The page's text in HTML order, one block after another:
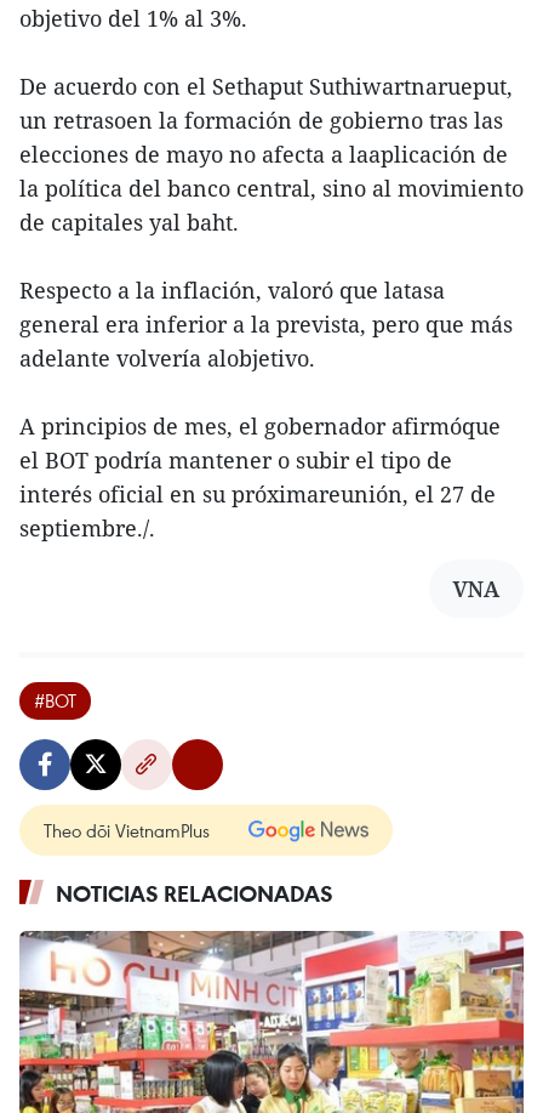
objetivo del 1% al 3%.
De acuerdo con el Sethaput Suthiwartnarueput,
un retrasoen la formación de gobierno tras las
elecciones de mayo no afecta a laaplicación de
la política del banco central, sino al movimiento
de capitales yal baht.
Respecto a la inflación, valoró que latasa
general era inferior a la prevista, pero que más
adelante volvería alobjetivo.
A principios de mes, el gobernador afirmóque
el BOT podría mantener o subir el tipo de
interés oficial en su próximareunión, el 27 de
septiembre./.
VNA
#BOT
Theo dõi VietnamPlus
NOTICIAS RELACIONADAS